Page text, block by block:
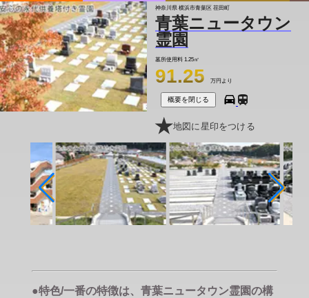
神奈川県 横浜市青葉区 荏田町
青葉ニュータウン
霊園
墓所使用料 1.25㎡
91.25 万円より
概要を閉じる
地図に星印をつける
●特色/一番の特徴は、青葉ニュータウン霊園の構